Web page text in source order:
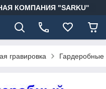
КОМПАНИЯ "SARKU"
гравировка Гардеробные